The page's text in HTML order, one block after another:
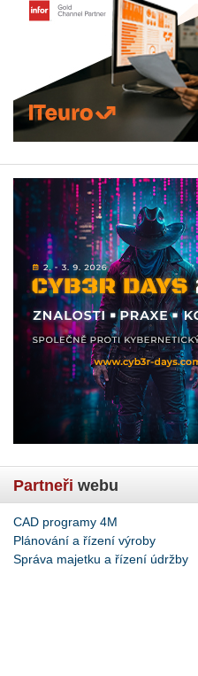
Partneři webu
CAD programy 4M
Plánování a řízení výroby
Správa majetku a řízení údržby